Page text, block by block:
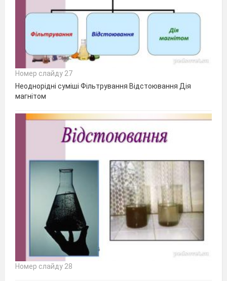
Номер слайду 27
Неоднорідні суміші Фільтрування Відстоювання Дія
магнітом
Номер слайду 28